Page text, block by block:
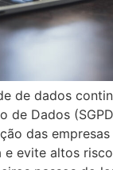
de dados
de Dados
das
evite altos